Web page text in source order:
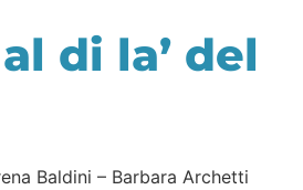
di la’ del
Baldini – Barbara Archetti